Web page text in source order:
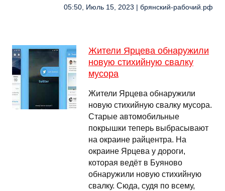
05:50, Июль 15, 2023 | брянский-рабочий.рф
Жители Ярцева обнаружили
новую стихийную свалку
мусора
Жители Ярцева обнаружили
новую стихийную свалку мусора.
Старые автомобильные
покрышки теперь выбрасывают
на окраине райцентра. На
окраине Ярцева у дороги,
которая ведёт в Буяново
обнаружили новую стихийную
свалку. Сюда, судя по всему,